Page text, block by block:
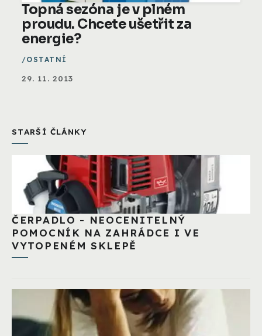
Topná sezóna je v plném
proudu. Chcete ušetřit za
energie?
OSTATNÍ
29. 11. 2013
STARŠÍ ČLÁNKY
ČERPADLO - NEOCENITELNÝ
POMOCNÍK NA ZAHRÁDCE I VE
VYTOPENÉM SKLEPĚ